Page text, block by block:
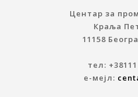
Центар за
Краља
11158
тел:
е-мејл: